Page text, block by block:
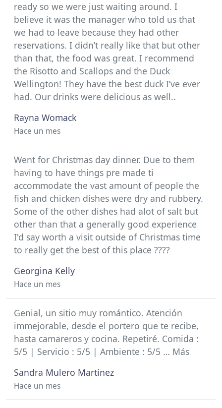
ready so we were just waiting around. I
believe it was the manager who told us that
we had to leave because they had other
reservations. I didn’t really like that but other
than that, the food was great. I recommend
the Risotto and Scallops and the Duck
Wellington! They have the best duck I’ve ever
had. Our drinks were delicious as well..
Rayna Womack
Hace un mes
Went for Christmas day dinner. Due to them
having to have things pre made ti
accommodate the vast amount of people the
fish and chicken dishes were dry and rubbery.
Some of the other dishes had alot of salt but
other than that a generally good experience
I'd say worth a visit outside of Christmas time
to really get the best of this place ????
Georgina Kelly
Hace un mes
Genial, un sitio muy romántico. Atención
immejorable, desde el portero que te recibe,
hasta camareros y cocina. Repetiré. Comida :
5/5 | Servicio : 5/5 | Ambiente : 5/5 … Más
Sandra Mulero Martínez
Hace un mes